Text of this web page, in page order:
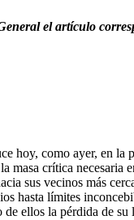
el artículo
hoy, como ayer, en la
masa crítica necesaria
sus vecinos más
hasta límites
ellos la pérdida de su